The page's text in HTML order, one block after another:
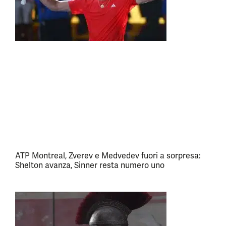
ATP Montreal, Zverev e Medvedev fuori a sorpresa:
Shelton avanza, Sinner resta numero uno